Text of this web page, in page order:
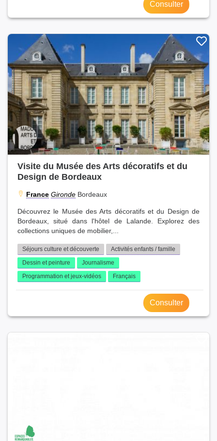
Consulter
Visite du Musée des Arts décoratifs et du
Design de Bordeaux
France Gironde Bordeaux
Découvrez le Musée des Arts décoratifs et du Design de
Bordeaux, situé dans l'hôtel de Lalande. Explorez des
collections uniques de mobilier,...
Séjours culture et découverte
Activités enfants / famille
Dessin et peinture
Journalisme
Programmation et jeux-vidéos
Français
Consulter